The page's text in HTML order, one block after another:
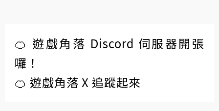
🍊 遊戲角落 Discord 伺服器開張
囉！
🍊 遊戲角落 X 追蹤起來